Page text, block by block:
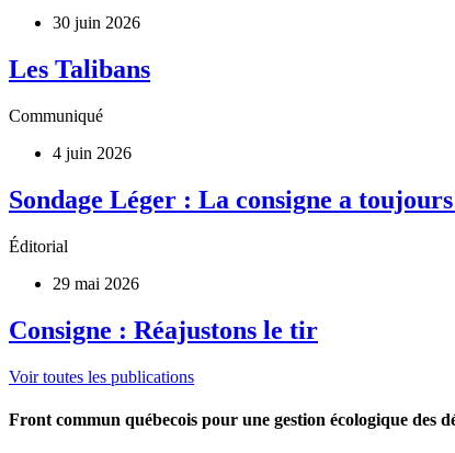
30 juin 2026
Les Talibans
Communiqué
4 juin 2026
Sondage Léger : La consigne a
Éditorial
29 mai 2026
Consigne : Réajustons le tir
Voir toutes les publications
Front commun québecois pour une gestion écologique des